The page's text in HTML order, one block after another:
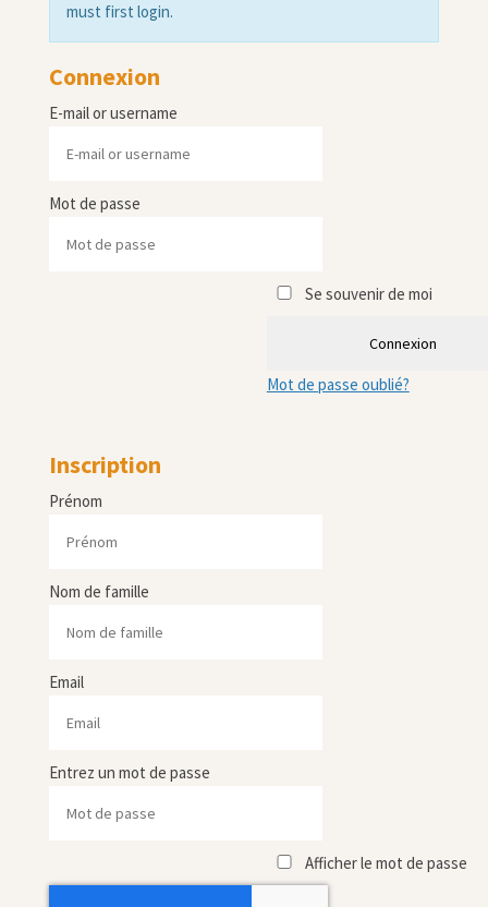
must first login.
Connexion
E-mail or username
Mot de passe
Se souvenir de moi
Connexion
Mot de passe oublié?
Inscription
Prénom
Nom de famille
Email
Entrez un mot de passe
Afficher le mot de passe